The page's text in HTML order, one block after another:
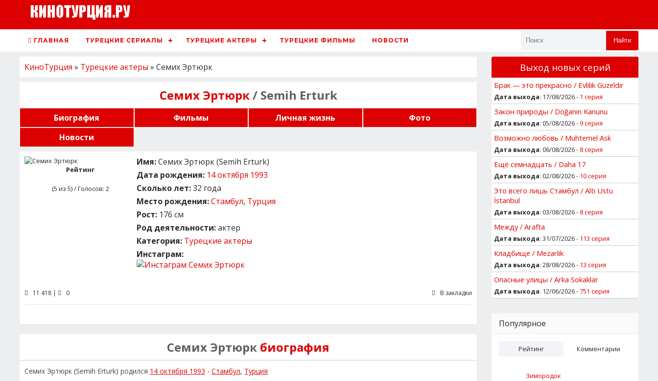
ГЛАВНАЯ ТУРЕЦКИЕ СЕРИАЛЫ ТУРЕЦКИЕ АКТЕРЫ ТУРЕЦКИЕ ФИЛЬМЫ НОВОСТИ Найти
КиноТурция » Турецкие актеры » Семих Эртюрк
Семих Эртюрк/ Semih Erturk
Биография Фильмы Личная жизнь
Фото
Новости
Рейтинг
(5 из 5) / Голосов: 2
Имя:Семих Эртюрк (Semih Erturk)
Дата рождения: 14 октября 1993
Сколько лет:32 года
Место рождения: Стамбул, Турция
Рост:176 см
Род деятельности:актер
Категория: Турецкие актеры
Инстаграм:
11 418 | 0 В закладки
Семих Эртюрк биография
Семих Эртюрк (Semih Erturk) родился 14 октября 1993 - Стамбул, Турция
Выход новых серий
Брак — это прекрасно / Evlilik Güzeldir
Дата выхода: 17/08/2026 - 1 серия
Закон природы / Doğanın Kanunu
Дата выхода: 05/08/2026 -9 серия
Возможно любовь / Muhtemel Ask
Дата выхода: 06/08/2026 - 8 серия
Ещё семнадцать / Daha 17
Дата выхода: 02/08/2026 - 10 серия
Это всего лишь Стамбул / Altı Ustu
İstanbul
Дата выхода: 03/08/2026 - 8 серия
Между / Arafta
Дата выхода: 31/07/2026 - 113 серия
Кладбище / Mezarlik
Дата выхода: 28/08/2026 - 13 серия
Опасные улицы / Arka Sokaklar
Дата выхода: 12/06/2026 -751 серия
Популярное
Рейтинг Комментарии
Зимородок